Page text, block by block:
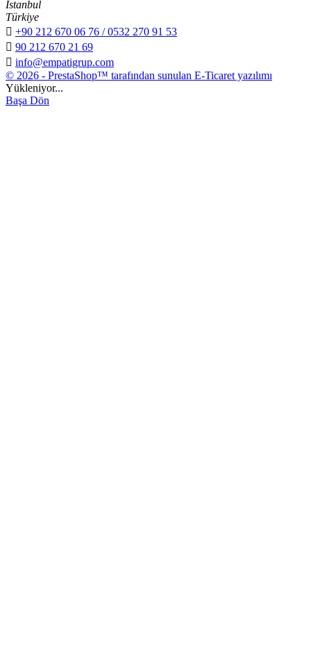
İstanbul
Türkiye
 +90 212 670 06 76 / 0532 270 91 53
 90 212 670 21 69
 info@empatigrup.com
© 2026 - PrestaShop™ tarafından sunulan E-Ticaret yazılımı
Yükleniyor...
Başa Dön